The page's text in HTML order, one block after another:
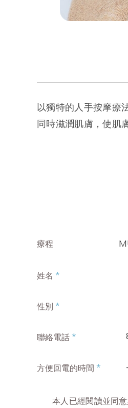
以獨特的人手按摩療
同時滋潤肌膚，使肌
療程
姓名 *
性別 *
聯絡電話 *
方便回電的時間 *
本人已經閱讀並同意